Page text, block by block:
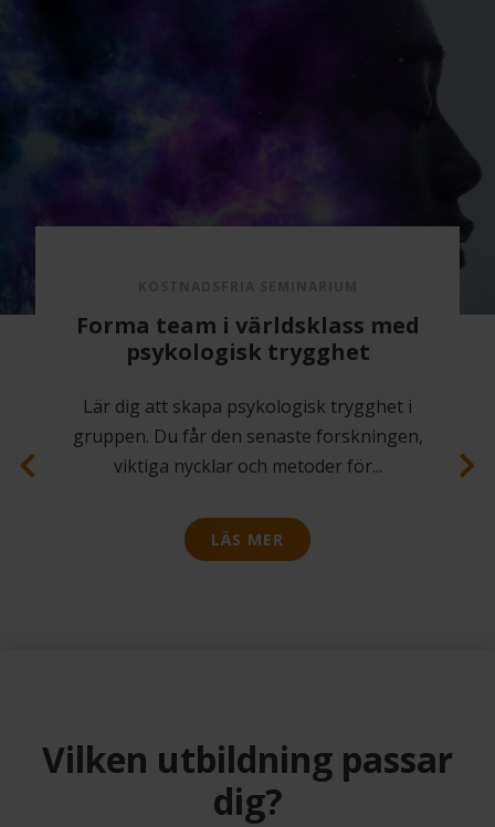
Forma team i världsklass med
psykologisk trygghet
Lär dig att skapa psykologisk trygghet i
gruppen. Du får den senaste forskningen,
viktiga nycklar och metoder för...
LÄS MER
Vilken utbildning passar
dig?